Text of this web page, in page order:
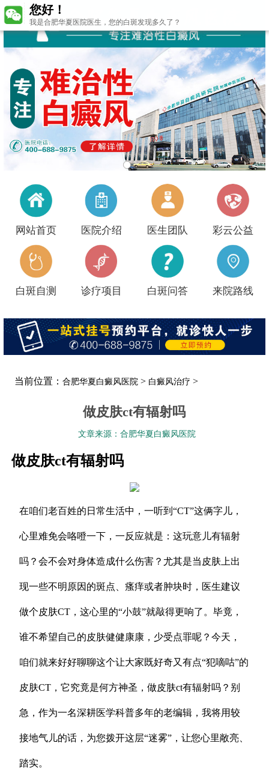
网站首页 医院介绍 医生团队 彩云公益
白斑自测 诊疗项目 白斑问答 来院路线
当前位置：合肥华夏白癜风医院 > 白癜风治疗 >
做皮肤ct有辐射吗
文章来源：合肥华夏白癜风医院
做皮肤ct有辐射吗
在咱们老百姓的日常生活中，一听到“CT”这俩字儿，
心里难免会咯噔一下，一反应就是：这玩意儿有辐射
吗？会不会对身体造成什么伤害？尤其是当皮肤上出
现一些不明原因的斑点、瘙痒或者肿块时，医生建议
做个皮肤CT，这心里的“小鼓”就敲得更响了。毕竟，
谁不希望自己的皮肤健健康康，少受点罪呢？今天，
咱们就来好好聊聊这个让大家既好奇又有点“犯嘀咕”的
皮肤CT，它究竟是何方神圣，做皮肤ct有辐射吗？别
急，作为一名深耕医学科普多年的老编辑，我将用较
接地气儿的话，为您拨开这层“迷雾”，让您心里敞亮、
踏实。
您好！
我是合肥华夏医院医生，您的白斑发现多久了？